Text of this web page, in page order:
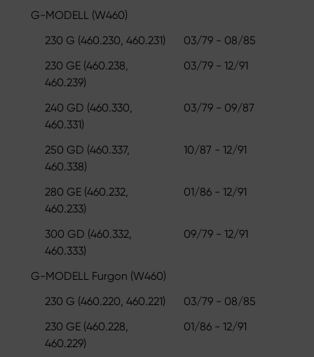
G-MODELL (W460)
230 G (460.230, 460.231)
03/79 - 08/85
230 GE (460.238,
460.239)
03/79 - 12/91
240 GD (460.330,
460.331)
03/79 - 09/87
250 GD (460.337,
460.338)
10/87 - 12/91
280 GE (460.232,
460.233)
01/86 - 12/91
300 GD (460.332,
460.333)
09/79 - 12/91
G-MODELL Furgon (W460)
230 G (460.220, 460.221)
03/79 - 08/85
230 GE (460.228,
460.229)
01/86 - 12/91